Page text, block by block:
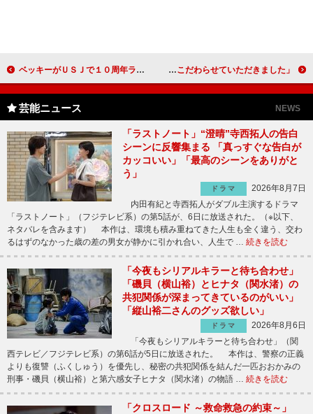
ベッキーがＵＳＪで１０周年ライブをスタート 「被災地のためにまず私たちが元気に」と呼び掛け 料理クイーン未唯が「美麺」を生み出す 「カロリーにこだわらせていただきました」
芸能ニュース NEWS
「ラストノート」“澄晴”寺西拓人の告白
シーンに反響集まる 「真っすぐな告白が
カッコいい」「最高のシーンをありがと
う」
ドラマ
2026年8月7日
内田有紀と寺西拓人がダブル主演するドラマ
「ラストノート」（フジテレビ系）の第5話が、6日に放送された。（※以下、
ネタバレを含みます） 本作は、環境も積み重ねてきた人生も全く違う、交わ
るはずのなかった歳の差の男女が静かに引かれ合い、人生で … 続きを読む
「今夜もシリアルキラーと待ち合わせ」
「磯貝（横山裕）とヒナタ（関水渚）の
共犯関係が深まってきているのがいい」
「縦山裕二さんのグッズ欲しい」
ドラマ
2026年8月6日
「今夜もシリアルキラーと待ち合わせ」（関
西テレビ／フジテレビ系）の第6話が5日に放送された。 本作は、警察の正義
よりも復讐（ふくしゅう）を優先し、秘密の共犯関係を結んだ一匹おおかみの
刑事・磯貝（横山裕）と第六感女子ヒナタ（関水渚）の物語 … 続きを読む
「クロスロード ～救命救急の約束～」